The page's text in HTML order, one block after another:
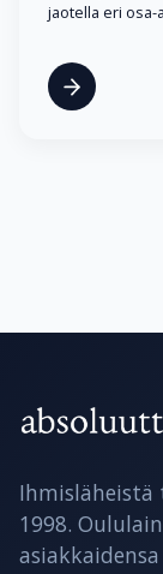
jaotella eri
1998.